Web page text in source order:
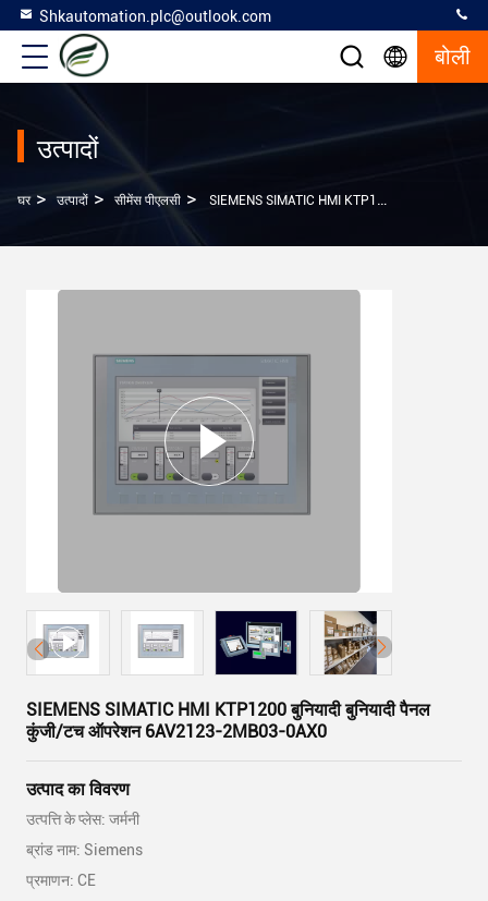
Shkautomation.plc@outlook.com
बोली
उत्पादों
घर > उत्पादों > सीमेंस पीएलसी > SIEMENS SIMATIC HMI KTP1200 बुनियादी बुनियादी पैनल कुंजी/टच ऑपरेशन 6AV2123-2MB03-0AX0
SIEMENS SIMATIC HMI KTP1200 बुनियादी बुनियादी पैनल
कुंजी/टच ऑपरेशन 6AV2123-2MB03-0AX0
उत्पाद का विवरण
उत्पत्ति के प्लेस: जर्मनी
ब्रांड नाम: Siemens
प्रमाणन: CE